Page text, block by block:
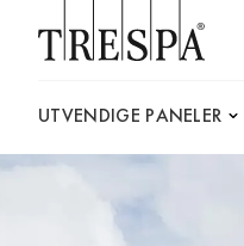
UTVENDIGE PANELER